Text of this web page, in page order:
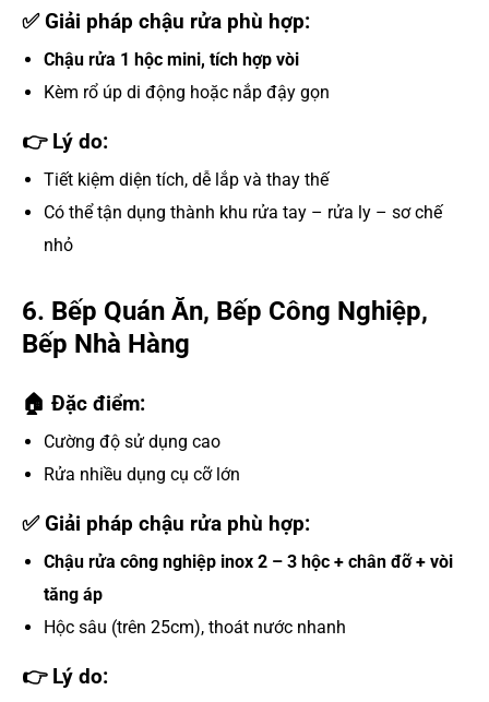
✅ Giải pháp chậu rửa phù hợp:
Chậu rửa 1 hộc mini, tích hợp vòi
Kèm rổ úp di động hoặc nắp đậy gọn
👉 Lý do:
Tiết kiệm diện tích, dễ lắp và thay thế
Có thể tận dụng thành khu rửa tay – rửa ly – sơ chế
nhỏ
6. Bếp Quán Ăn, Bếp Công Nghiệp,
Bếp Nhà Hàng
🏠 Đặc điểm:
Cường độ sử dụng cao
Rửa nhiều dụng cụ cỡ lớn
✅ Giải pháp chậu rửa phù hợp:
Chậu rửa công nghiệp inox 2 – 3 hộc + chân đỡ + vòi
tăng áp
Hộc sâu (trên 25cm), thoát nước nhanh
👉 Lý do: